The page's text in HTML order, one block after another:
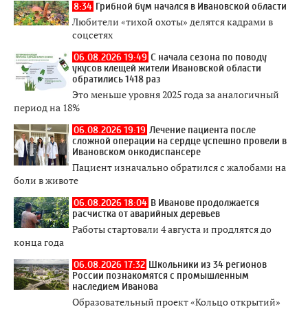
8:34 Грибной бум начался в Ивановской области
Любители «тихой охоты» делятся кадрами в
соцсетях
06.08.2026 19:49 С начала сезона по поводу
укусов клещей жители Ивановской области
обратились 1418 раз
Это меньше уровня 2025 года за аналогичный
период на 18%
06.08.2026 19:19 Лечение пациента после
сложной операции на сердце успешно провели в
Ивановском онкодиспансере
Пациент изначально обратился с жалобами на
боли в животе
06.08.2026 18:04 В Иванове продолжается
расчистка от аварийных деревьев
Работы стартовали 4 августа и продлятся до
конца года
06.08.2026 17:32 Школьники из 34 регионов
России познакомятся с промышленным
наследием Иванова
Образовательный проект «Кольцо открытий»